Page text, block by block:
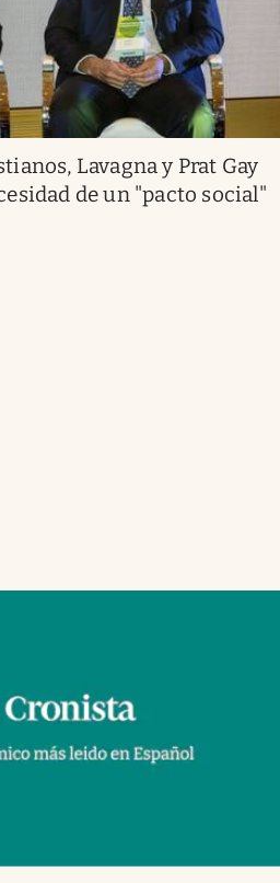
Lavagna y Prat Gay
de un "pacto social"